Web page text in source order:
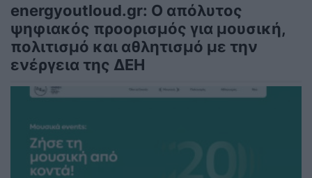
energyoutloud.gr: Ο απόλυτος
ψηφιακός προορισμός για μουσική,
πολιτισμό και αθλητισμό με την
ενέργεια της ΔΕΗ